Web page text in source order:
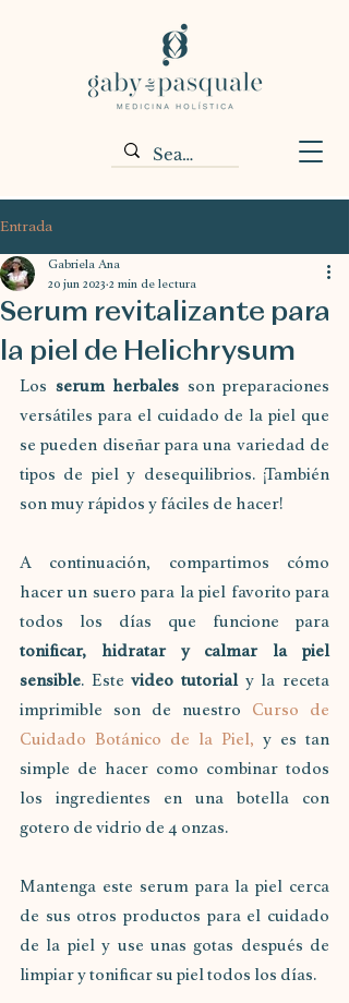
Entrada
Serum revitalizante para
la piel de Helichrysum
Gabriela Ana
20 jun 2023 2 min de lectura
Los serum herbales son preparaciones
versátiles para el cuidado de la piel que
se pueden diseñar para una variedad de
tipos de piel y desequilibrios. ¡También
son muy rápidos y fáciles de hacer!
A continuación, compartimos cómo
hacer un suero para la piel favorito para
tonificar, hidratar y calmar la piel
sensible. Este video tutorial y la receta
imprimible son de nuestro Curso de
Cuidado Botánico de la Piel, y es tan
simple de hacer como combinar todos
los ingredientes en una botella con
gotero de vidrio de 4 onzas.
Mantenga este serum para la piel cerca
de sus otros productos para el cuidado
de la piel y use unas gotas después de
limpiar y tonificar su piel todos los días.